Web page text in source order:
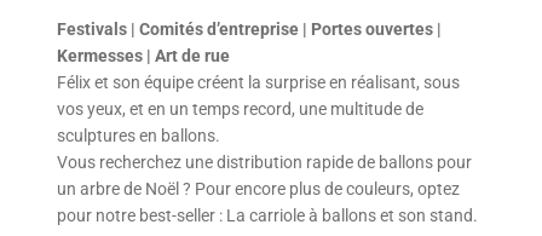
Festivals | Comités d’entreprise | Portes ouvertes |
Kermesses | Art de rue
Félix et son équipe créent la surprise en réalisant, sous
vos yeux, et en un temps record, une multitude de
sculptures en ballons.
Vous recherchez une distribution rapide de ballons pour
un arbre de Noël ? Pour encore plus de couleurs, optez
pour notre best-seller : La carriole à ballons et son stand.